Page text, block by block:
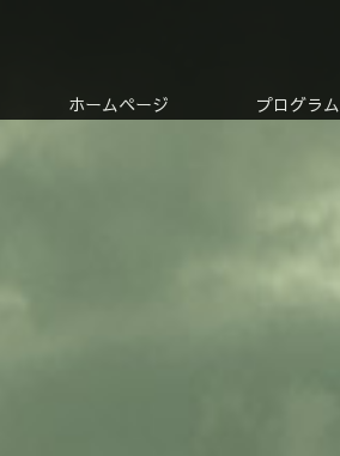
ホームページ プログラム